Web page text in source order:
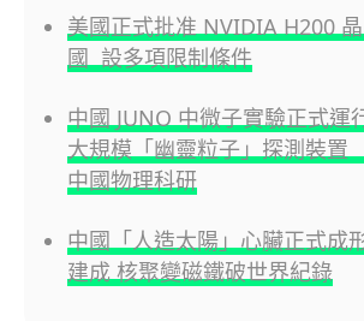
美國正式批准 NVIDIA H200
國 設多項限制條件
中國 JUNO 中微子實驗正式
大規模「幽靈粒子」探測裝
中國物理科研
中國「人造太陽」心臟正式成
建成 核聚變磁鐵破世界紀錄